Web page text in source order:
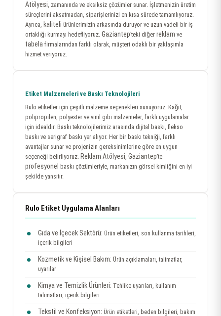
Atölyesi, zamanında ve eksiksiz çözümler sunar. İşletmenizin üretim
süreçlerini aksatmadan, siparişlerinizi en kısa sürede tamamlıyoruz.
Ayrıca, kaliteli ürünlerimizin arkasında duruyor ve uzun vadeli bir iş
ortaklığı kurmayı hedefliyoruz. Gaziantep’teki diğer reklam ve
tabela firmalarından farklı olarak, müşteri odaklı bir yaklaşımla
hizmet veriyoruz.
Etiket Malzemeleri ve Baskı Teknolojileri
Rulo etiketler için çeşitli malzeme seçenekleri sunuyoruz. Kağıt,
polipropilen, polyester ve vinil gibi malzemeler, farklı uygulamalar
için idealdir. Baskı teknolojilerimiz arasında dijital baskı, flekso
baskı ve serigraf baskı yer alıyor. Her bir baskı tekniği, farklı
avantajlar sunar ve projenizin gereksinimlerine göre en uygun
seçeneği belirliyoruz. Reklam Atölyesi, Gaziantep’te
profesyonel baskı çözümleriyle, markanızın görsel kimliğini en iyi
şekilde yansıtır.
Rulo Etiket Uygulama Alanları
Gıda ve İçecek Sektörü: Ürün etiketleri, son kullanma tarihleri,
içerik bilgileri
Kozmetik ve Kişisel Bakım: Ürün açıklamaları, talimatlar,
uyarılar
Kimya ve Temizlik Ürünleri: Tehlike uyarıları, kullanım
talimatları, içerik bilgileri
Tekstil ve Konfeksiyon: Ürün etiketleri, beden bilgileri, bakım